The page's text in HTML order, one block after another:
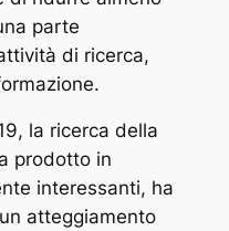
parte
di ricerca,
la ricerca della
prodotto in
interessanti, ha
atteggiamento